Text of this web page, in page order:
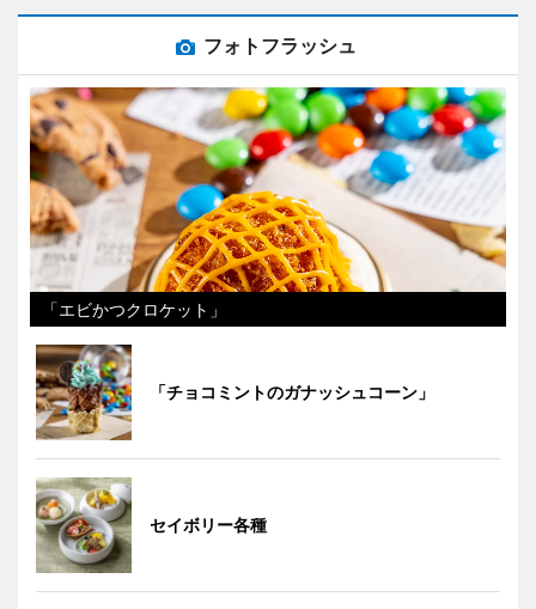
フォトフラッシュ
「エビかつクロケット」
「チョコミントのガナッシュコーン」
セイボリー各種